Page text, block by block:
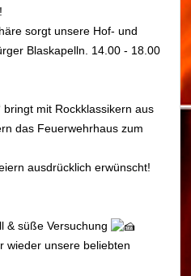
sorgt unsere Hof- und
Blaskapelln. 14.00 - 18.00
bringt mit Rockklassikern aus
das Feuerwehrhaus zum
ausdrücklich erwünscht!
& süße Versuchung
wieder unsere beliebten